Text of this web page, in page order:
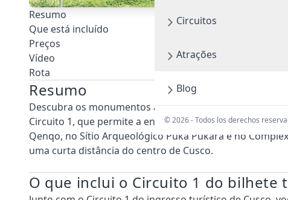
Circuitos
Atrações
Blog
© 2026 - Todos los derechos
Resumo
Que está incluído
Preços
Vídeo
Rota
Resumo
Descubra os monumentos arqueológicos mais
Circuito 1, que permite a entrada no Parque
Qenqo, no Sítio Arqueológico Puka Pukara e no
uma curta distância do centro de Cusco.
O que inclui o Circuito 1 do bilhete